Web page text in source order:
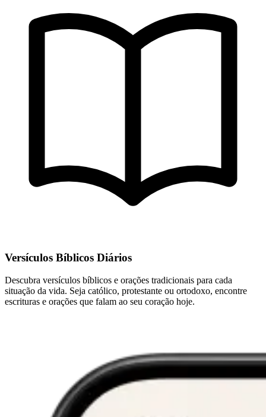
Versículos Bíblicos Diários
Descubra versículos bíblicos e orações tradicionais para cada
situação da vida. Seja católico, protestante ou ortodoxo, encontre
escrituras e orações que falam ao seu coração hoje.